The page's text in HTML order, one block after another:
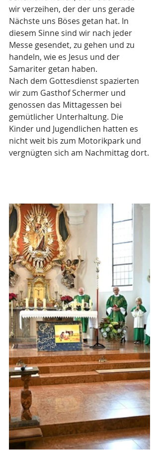
wir verzeihen, der der uns gerade
Nächste uns Böses getan hat. In
diesem Sinne sind wir nach jeder
Messe gesendet, zu gehen und zu
handeln, wie es Jesus und der
Samariter getan haben.
Nach dem Gottesdienst spazierten
wir zum Gasthof Schermer und
genossen das Mittagessen bei
gemütlicher Unterhaltung. Die
Kinder und Jugendlichen hatten es
nicht weit bis zum Motorikpark und
vergnügten sich am Nachmittag dort.